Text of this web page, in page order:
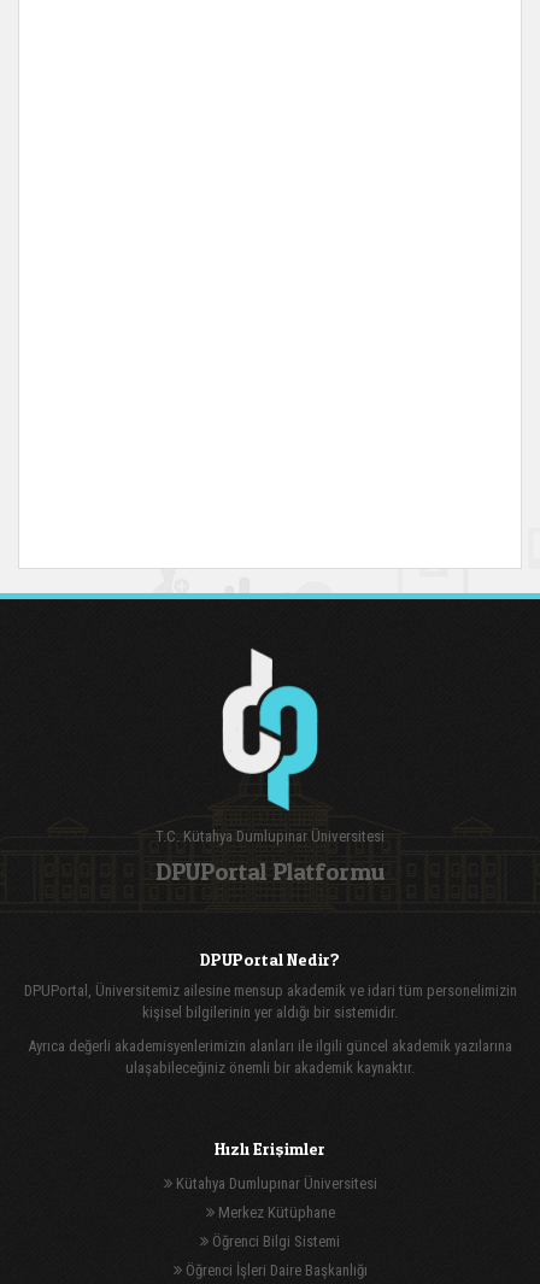
T.C. Kütahya Dumlupınar Üniversitesi
DPUPortal Platformu
DPUPortal Nedir?
DPUPortal, Üniversitemiz ailesine mensup akademik ve idari tüm personelimizin
kişisel bilgilerinin yer aldığı bir sistemidir.
Ayrıca değerli akademisyenlerimizin alanları ile ilgili güncel akademik yazılarına
ulaşabileceğiniz önemli bir akademik kaynaktır.
Hızlı Erişimler
Kütahya Dumlupınar Üniversitesi
Merkez Kütüphane
Öğrenci Bilgi Sistemi
Öğrenci İşleri Daire Başkanlığı